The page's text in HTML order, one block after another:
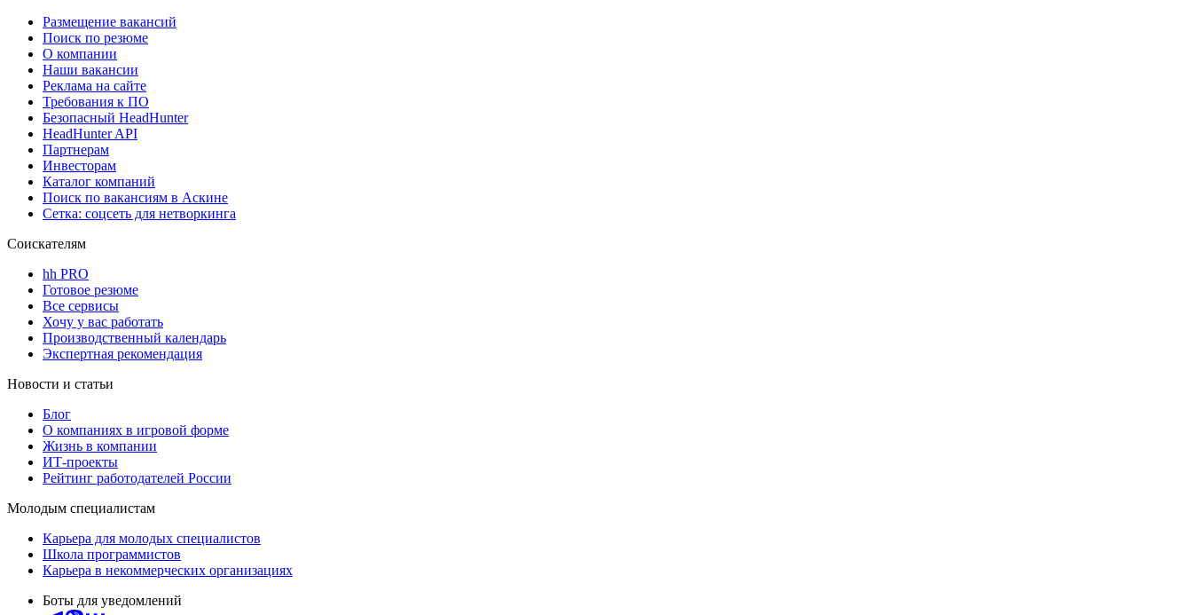
Размещение вакансий
Поиск по резюме
О компании
Наши вакансии
Реклама на сайте
Требования к ПО
Безопасный HeadHunter
HeadHunter API
Партнерам
Инвесторам
Каталог компаний
Поиск по вакансиям в Аскине
Сетка: соцсеть для нетворкинга
Соискателям
hh PRO
Готовое резюме
Все сервисы
Хочу у вас работать
Производственный календарь
Экспертная рекомендация
Новости и статьи
Блог
О компаниях в игровой форме
Жизнь в компании
ИТ-проекты
Рейтинг работодателей России
Молодым специалистам
Карьера для молодых специалистов
Школа программистов
Карьера в некоммерческих организациях
Боты для уведомлений